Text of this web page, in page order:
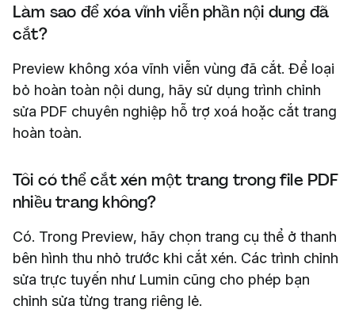
Làm sao để xóa vĩnh viễn phần nội dung đã
cắt?
Preview không xóa vĩnh viễn vùng đã cắt. Để loại
bỏ hoàn toàn nội dung, hãy sử dụng trình chỉnh
sửa PDF chuyên nghiệp hỗ trợ xoá hoặc cắt trang
hoàn toàn.
Tôi có thể cắt xén một trang trong file PDF
nhiều trang không?
Có. Trong Preview, hãy chọn trang cụ thể ở thanh
bên hình thu nhỏ trước khi cắt xén. Các trình chỉnh
sửa trực tuyến như Lumin cũng cho phép bạn
chỉnh sửa từng trang riêng lẻ.